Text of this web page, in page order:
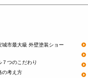
城市最大級 外壁塗装ショー
７つのこだわり
の考え方